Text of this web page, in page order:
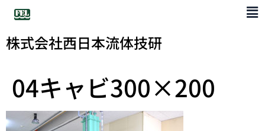
株式会社西日本流体技研
04キャビ300×200